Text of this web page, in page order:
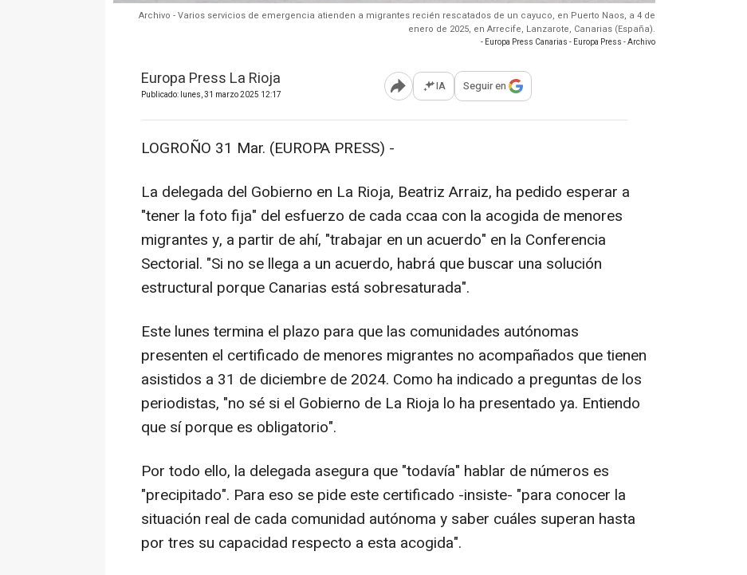
Archivo - Varios servicios de emergencia atienden a migrantes recién rescatados de un cayuco, en Puerto Naos, a 4 de
enero de 2025, en Arrecife, Lanzarote, Canarias (España).
- Europa Press Canarias - Europa Press - Archivo
Europa Press La Rioja
Publicado: lunes, 31 marzo 2025 12:17 Abrir opciones para compartir
IA Seguir en
LOGROÑO 31 Mar. (EUROPA PRESS) -
La delegada del Gobierno en La Rioja, Beatriz Arraiz, ha pedido esperar a
"tener la foto fija" del esfuerzo de cada ccaa con la acogida de menores
migrantes y, a partir de ahí, "trabajar en un acuerdo" en la Conferencia
Sectorial. "Si no se llega a un acuerdo, habrá que buscar una solución
estructural porque Canarias está sobresaturada".
Este lunes termina el plazo para que las comunidades autónomas
presenten el certificado de menores migrantes no acompañados que tienen
asistidos a 31 de diciembre de 2024. Como ha indicado a preguntas de los
periodistas, "no sé si el Gobierno de La Rioja lo ha presentado ya. Entiendo
que sí porque es obligatorio".
Por todo ello, la delegada asegura que "todavía" hablar de números es
"precipitado". Para eso se pide este certificado -insiste- "para conocer la
situación real de cada comunidad autónoma y saber cuáles superan hasta
por tres su capacidad respecto a esta acogida".